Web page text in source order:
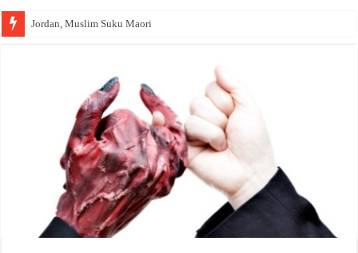
Jordan, Muslim Suku Maori